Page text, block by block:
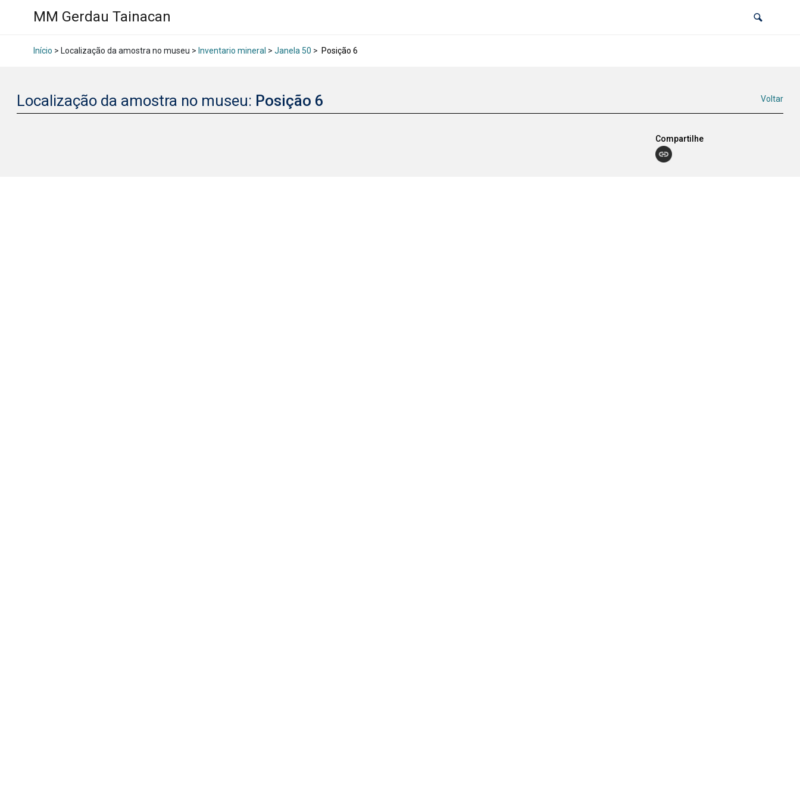
MM Gerdau Tainacan
Início > Localização da amostra no museu > Inventario mineral > Janela 50 > Posição 6
Localização da amostra no museu: Posição 6 Voltar
Compartilhe